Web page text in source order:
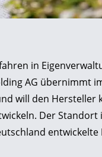
in
AG übernimmt
will den Hersteller
Der
entwickelte